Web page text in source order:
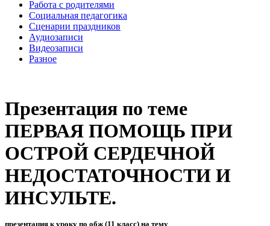
Работа с родителями
Социальная педагогика
Сценарии праздников
Аудиозаписи
Видеозаписи
Разное
Презентация по теме
ПЕРВАЯ ПОМОЩЬ ПРИ
ОСТРОЙ СЕРДЕЧНОЙ
НЕДОСТАТОЧНОСТИ И
ИНСУЛЬТЕ.
презентация к уроку по обж (11 класс) на тему